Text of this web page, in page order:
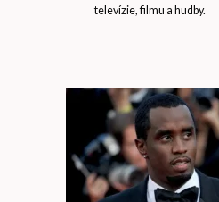
televízie, filmu a hudby.